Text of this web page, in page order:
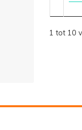
1 tot 10